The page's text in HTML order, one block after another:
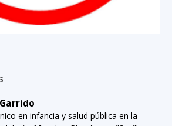
en infancia y salud pública en la